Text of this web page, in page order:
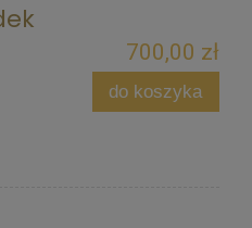
700,00 zł
do koszyka